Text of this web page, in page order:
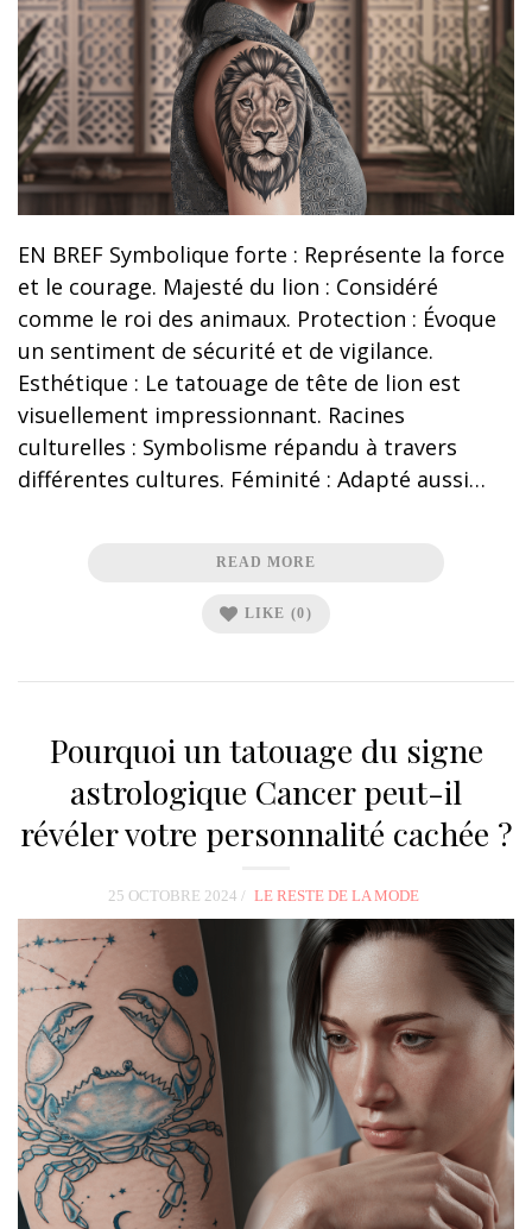
EN BREF Symbolique forte : Représente la force
et le courage. Majesté du lion : Considéré
comme le roi des animaux. Protection : Évoque
un sentiment de sécurité et de vigilance.
Esthétique : Le tatouage de tête de lion est
visuellement impressionnant. Racines
culturelles : Symbolisme répandu à travers
différentes cultures. Féminité : Adapté aussi…
READ MORE
LIKE (0)
Pourquoi un tatouage du signe
astrologique Cancer peut-il
révéler votre personnalité cachée ?
25 OCTOBRE 2024 LE RESTE DE LA MODE